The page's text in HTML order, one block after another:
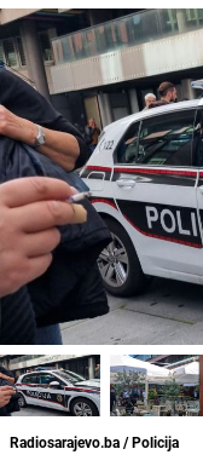
Radiosarajevo.ba / Policija